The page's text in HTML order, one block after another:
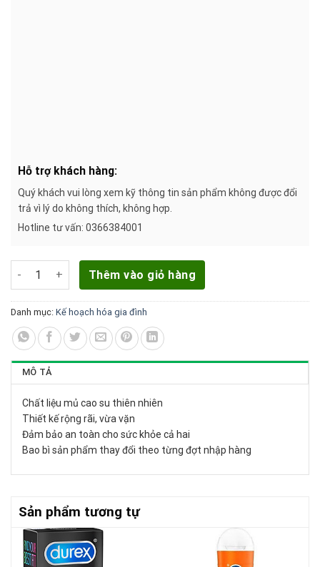
Hỗ trợ khách hàng:
Quý khách vui lòng xem kỹ thông tin sản phẩm không được đổi
trả vì lý do không thích, không hợp.
Hotline tư vấn: 0366384001
Bao Cao Su Invisible Durex 10S (10 Cái / Hộp) số lượng
Thêm vào giỏ hàng
Danh mục: Kế hoạch hóa gia đình
MÔ TẢ
Chất liệu mủ cao su thiên nhiên
Thiết kế rộng rãi, vừa vặn
Đảm bảo an toàn cho sức khỏe cả hai
Bao bì sản phẩm thay đổi theo từng đợt nhập hàng
Sản phẩm tương tự